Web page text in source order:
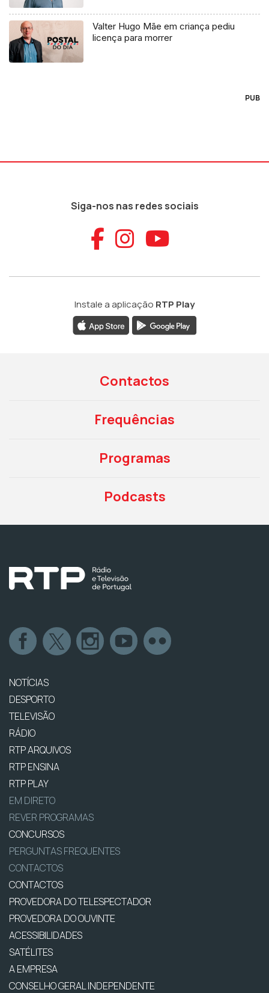
Valter Hugo Mãe em criança pediu
licença para morrer
PUB
Siga-nos nas redes sociais
Aceder ao
Aceder ao
Aceder
Instale a aplicação RTP Play
Contactos
Frequências
Programas
Podcasts
NOTÍCIAS
DESPORTO
TELEVISÃO
RÁDIO
RTP ARQUIVOS
RTP ENSINA
RTP PLAY
EM DIRETO
REVER PROGRAMAS
CONCURSOS
PERGUNTAS FREQUENTES
CONTACTOS
CONTACTOS
PROVEDORA DO TELESPECTADOR
PROVEDORA DO OUVINTE
ACESSIBILIDADES
SATÉLITES
A EMPRESA
CONSELHO GERAL INDEPENDENTE